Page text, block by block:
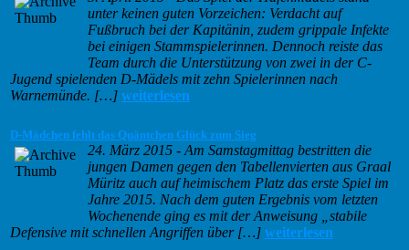
unter keinen guten Vorzeichen: Verdacht auf
Fußbruch bei der Kapitänin, zudem grippale Infekte
bei einigen Stammspielerinnen. Dennoch reiste das
Team durch die Unterstützung von zwei in der C-
Jugend spielenden D-Mädels mit zehn Spielerinnen nach
Warnemünde. […] weiterlesen
D-Mädchen fehlt das Quäntchen Glück zum Sieg
24. März 2015 - Am Samstagmittag bestritten die
jungen Damen gegen den Tabellenvierten aus Graal
Müritz auch auf heimischem Platz das erste Spiel im
Jahre 2015. Nach dem guten Ergebnis vom letzten
Wochenende ging es mit der Anweisung „stabile
Defensive mit schnellen Angriffen über […] weiterlesen